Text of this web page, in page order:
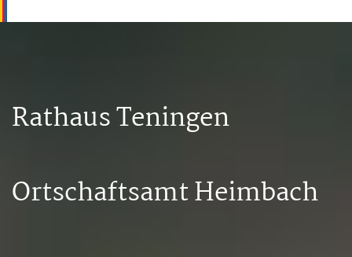
Rathaus Teningen
Ortschaftsamt Heimbach